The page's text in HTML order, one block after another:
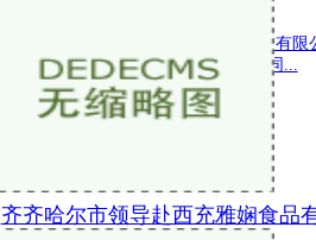
2022年11月3日，广州宴口福食品科技有
松辉，出席海珠区慈善会举办的戮力同...
齐齐哈尔市领导赴西充雅娴食品